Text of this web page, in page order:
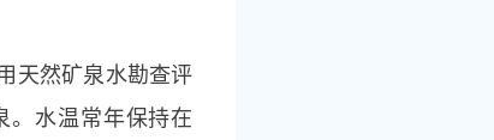
天然矿泉水勘查评
。水温常年保持在